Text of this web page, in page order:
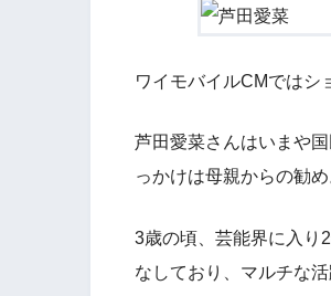
ワイモバイルCMではシ
芦田愛菜さんはいまや
っかけは母親からの勧め
3歳の頃、芸能界に入り
なしており、マルチな活